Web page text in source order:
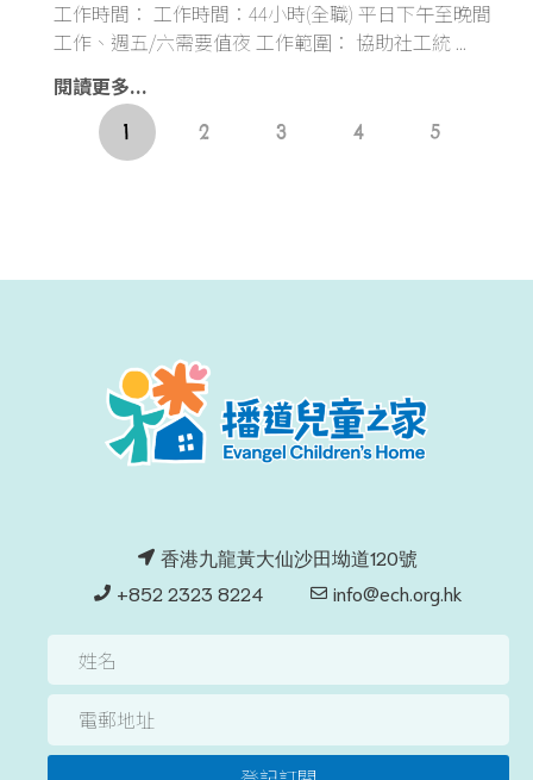
工作時間： 工作時間：44小時(全職) 平日下午至晚間
工作、週五/六需要值夜 工作範圍： 協助社工統
閱讀更多...
1 2 3 4 5
香港九龍黃大仙沙田坳道120號
+852 2323 8224
info@ech.org.hk